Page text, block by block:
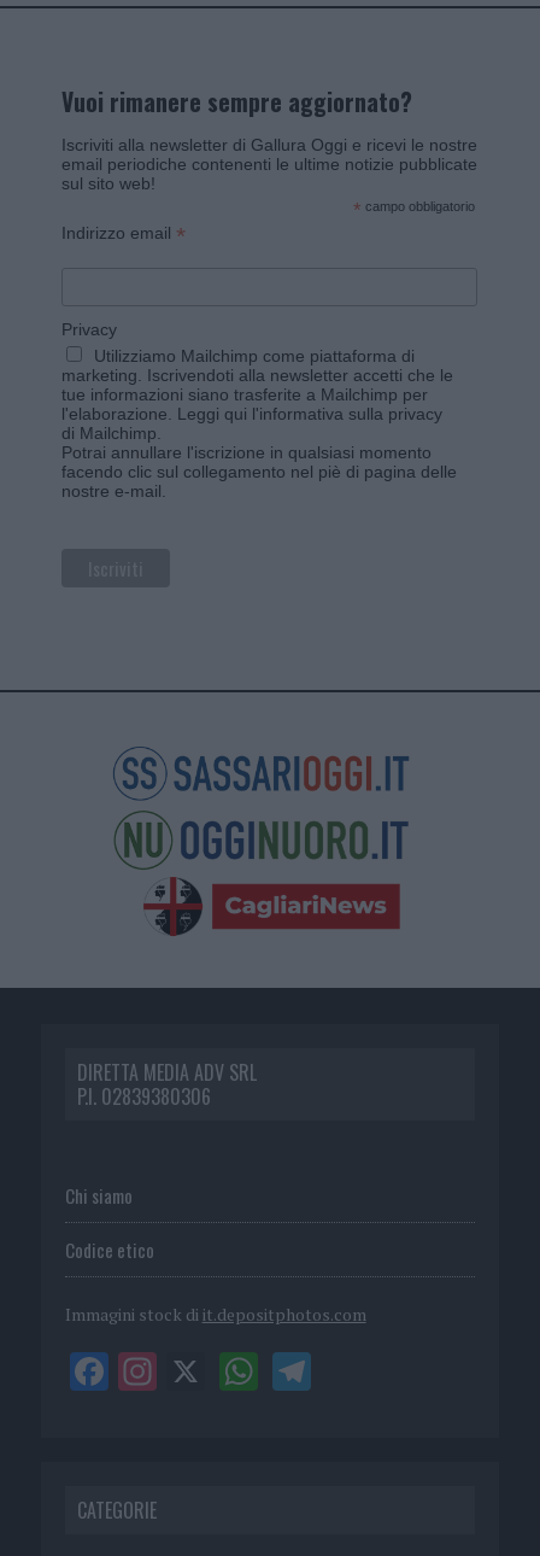
Vuoi rimanere sempre aggiornato?
Iscriviti alla newsletter di Gallura Oggi e ricevi le nostre
email periodiche contenenti le ultime notizie pubblicate
sul sito web!
* campo obbligatorio
Indirizzo email *
Privacy
Utilizziamo Mailchimp come piattaforma di
marketing. Iscrivendoti alla newsletter accetti che le
tue informazioni siano trasferite a Mailchimp per
l'elaborazione. Leggi qui l'informativa sulla privacy
di Mailchimp
Potrai annullare l'iscrizione in qualsiasi momento
facendo clic sul collegamento nel piè di pagina delle
nostre e-mail.
DIRETTA MEDIA ADV SRL
P.I. 02839380306
Chi siamo
Codice etico
Immagini stock di it.depositphotos.com
CATEGORIE